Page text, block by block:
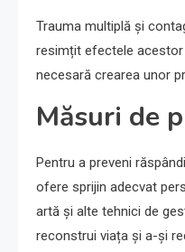
Trauma multiplă și
resimțit efectele acestor
necesară crearea unor
Măsuri de
Pentru a preveni
ofere sprijin adecvat
artă și alte tehnici de
reconstrui viața și a-și